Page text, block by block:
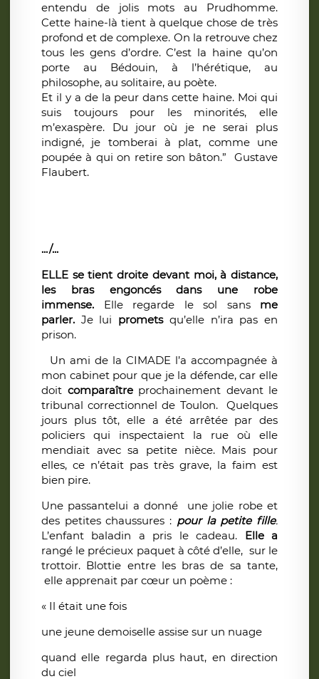
entendu de jolis mots au Prudhomme.
Cette haine-là tient à quelque chose de très
profond et de complexe. On la retrouve chez
tous les gens d’ordre. C’est la haine qu’on
porte au Bédouin, à l’hérétique, au
philosophe, au solitaire, au poète.
Et il y a de la peur dans cette haine. Moi qui
suis toujours pour les minorités, elle
m’exaspère. Du jour où je ne serai plus
indigné, je tomberai à plat, comme une
poupée à qui on retire son bâton.” Gustave
Flaubert.
.../...
ELLE se tient droite devant moi, à distance,
les bras engoncés dans une robe
immense.
Elle regarde le sol sans me
parler. Je lui prometsqu’elle n’ira pas en
prison.
Un ami de la CIMADE l’a accompagnée à
mon cabinet pour que je la défende, car elle
doit comparaîtreprochainement devant le
tribunal correctionnel de Toulon. Quelques
jours plus tôt, elle a été arrêtée par des
policiers qui inspectaient la rue où elle
mendiait avec sa petite nièce. Mais pour
elles, ce n’était pas très grave, la faim est
bien pire.
Une passantelui a donné une jolie robe et
des petites chaussures : pour la petite fille.
L’enfant baladin a pris le cadeau. Elle a
rangé le précieux paquet à côté d’elle, sur le
trottoir. Blottie entre les bras de sa tante,
elle apprenait par cœur un poème :
« Il était une fois
une jeune demoiselle assise sur un nuage
quand elle regarda plus haut, en direction
du ciel